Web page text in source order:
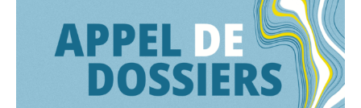
ArAMiS
–
Volet
milieu
scolaire